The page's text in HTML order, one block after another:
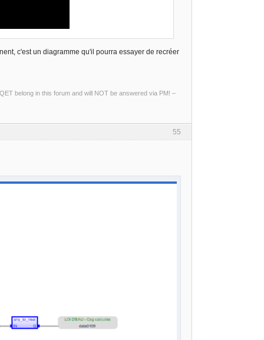
c'est un diagramme qu'il pourra essayer de recréer
belong in this forum and will NOT be answered via PM! –
55